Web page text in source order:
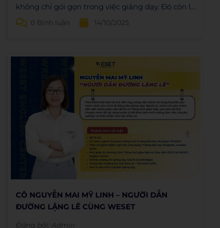
không chỉ gói gọn trong việc giảng dạy. Đó còn là
quá trình quản lý, đào tạo, kết nối cùng đồng
nghiệp, rèn luyện kỹ năng giao tiếp và quản lý
0 Bình luận 14/10/2025
CÔ NGUYỄN MAI MỸ LINH – NGƯỜI DẪN
ĐƯỜNG LẶNG LẼ CÙNG WESET
Đăng bởi: Admin